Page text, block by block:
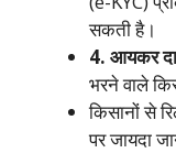
सकती है।
4. आयकर
भरने वाले
किसानों से
पर जायदा